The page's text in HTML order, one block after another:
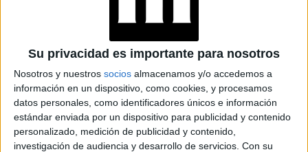
Su privacidad es importante para nosotros
Nosotros y nuestros socios almacenamos y/o accedemos a
información en un dispositivo, como cookies, y procesamos
datos personales, como identificadores únicos e información
estándar enviada por un dispositivo para publicidad y contenido
personalizado, medición de publicidad y contenido,
investigación de audiencia y desarrollo de servicios. Con su
VINOS KARAS
MANIFESTAR LA
TÉCNICA QUE
LOGRA
MATERIALIZAR LOS
DESEOS MÁS
PROFUNDOS